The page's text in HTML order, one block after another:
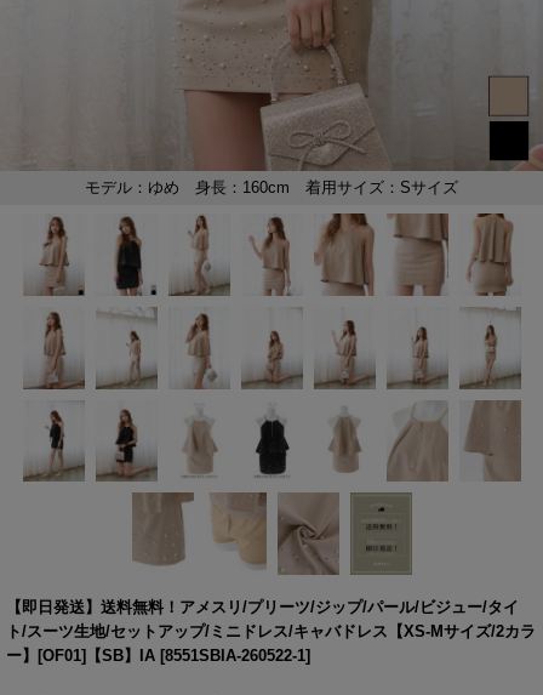
【即日発送】送料無料！アメスリ/プリーツ/ジップ/パール/ビジュー/タイ
ト/スーツ生地/セットアップ/ミニドレス/キャバドレス【XS-Mサイズ/2カラ
ー】[OF01]【SB】IA [8551SBIA-260522-1]